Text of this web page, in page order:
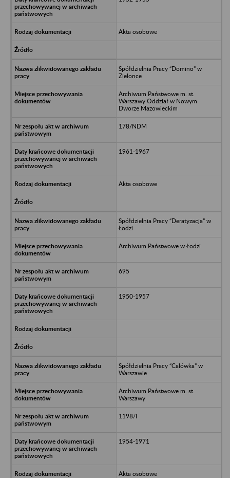
Akta osobowe
Spółdzielnia Pracy “Domino” w
Zielonce
Archiwum Państwowe m. st.
Warszawy Oddział w Nowym
Dworze Mazowieckim
178/NDM
1961-1967
Akta osobowe
Spółdzielnia Pracy “Deratyzacja” w
Łodzi
Archiwum Państwowe w Łodzi
695
1950-1957
Spółdzielnia Pracy “Calówka” w
Warszawie
Archiwum Państwowe m. st.
Warszawy
1198/I
1954-1971
Akta osobowe